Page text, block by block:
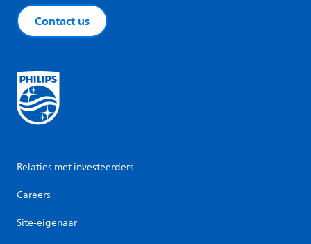
Contact us
Relaties met investeerders
Careers
Site-eigenaar